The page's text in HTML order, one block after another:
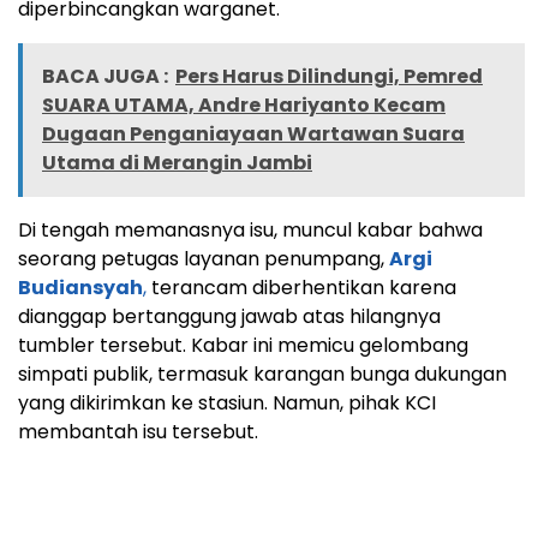
diperbincangkan warganet.
BACA JUGA : Pers Harus Dilindungi, Pemred
SUARA UTAMA, Andre Hariyanto Kecam
Dugaan Penganiayaan Wartawan Suara
Utama di Merangin Jambi
Di tengah memanasnya isu, muncul kabar bahwa
seorang petugas layanan penumpang,Argi
Budiansyah, terancam diberhentikan karena
dianggap bertanggung jawab atas hilangnya
tumbler tersebut. Kabar ini memicu gelombang
simpati publik, termasuk karangan bunga dukungan
yang dikirimkan ke stasiun. Namun, pihak KCI
membantah isu tersebut.